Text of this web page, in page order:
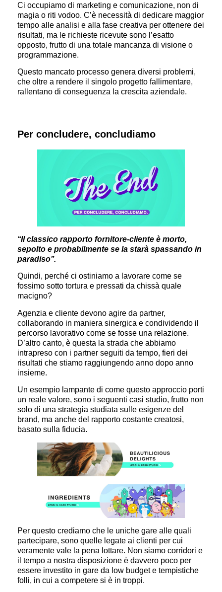
Ci occupiamo di marketing e comunicazione, non di
magia o riti vodoo. C’è necessità di dedicare maggior
tempo alle analisi e alla fase creativa per ottenere dei
risultati, ma le richieste ricevute sono l’esatto
opposto, frutto di una totale mancanza di visione o
programmazione.
Questo mancato processo genera diversi problemi,
che oltre a rendere il singolo progetto fallimentare,
rallentano di conseguenza la crescita aziendale.
Per concludere, concludiamo
‘‘Il classico rapporto fornitore-cliente è morto,
sepolto e probabilmente se la starà spassando in
paradiso’’.
Quindi, perché ci ostiniamo a lavorare come se
fossimo sotto tortura e pressati da chissà quale
macigno?
Agenzia e cliente devono agire da partner,
collaborando in maniera sinergica e condividendo il
percorso lavorativo come se fosse una relazione.
D’altro canto, è questa la strada che abbiamo
intrapreso con i partner seguiti da tempo, fieri dei
risultati che stiamo raggiungendo anno dopo anno
insieme.
Un esempio lampante di come questo approccio porti
un reale valore, sono i seguenti casi studio, frutto non
solo di una strategia studiata sulle esigenze del
brand, ma anche del rapporto costante creatosi,
basato sulla fiducia.
Per questo crediamo che le uniche gare alle quali
partecipare, sono quelle legate ai clienti per cui
veramente vale la pena lottare. Non siamo corridori e
il tempo a nostra disposizione è davvero poco per
essere investito in gare da low budget e tempistiche
folli, in cui a competere si è in troppi.